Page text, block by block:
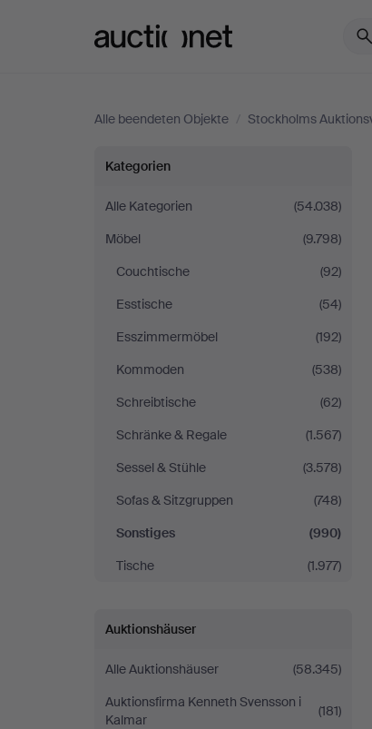
Alle beendeten Objekte / Stockholms
Sonstiges
bei
Stockholms
Auktionsverk
Helsingborg
Kategorien
Alle Kategorien
(54.038)
Möbel
(9.798)
Couchtische
(92)
Esstische
(54)
Esszimmermöbel
(192)
Kommoden
(538)
Schreibtische
(62)
Schränke & Regale
(1.567)
Sessel & Stühle
(3.578)
Sofas & Sitzgruppen
(748)
Sonstiges
(990)
Tische
(1.977)
Auktionshäuser
Alle Auktionshäuser
(58.345)
Auktionsfirma Kenneth Svensson i
Kalmar
(181)